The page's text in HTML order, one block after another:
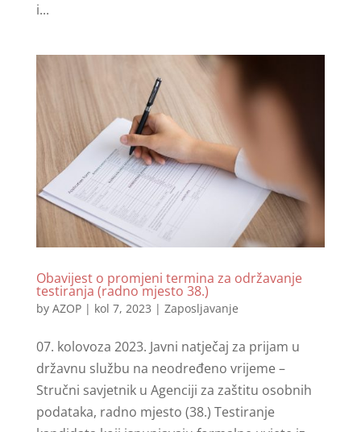
i...
Obavijest o promjeni termina za održavanje
testiranja (radno mjesto 38.)
by AZOP| kol 7, 2023 | Zaposljavanje
07. kolovoza 2023. Javni natječaj za prijam u
državnu službu na neodređeno vrijeme –
Stručni savjetnik u Agenciji za zaštitu osobnih
podataka, radno mjesto (38.) Testiranje